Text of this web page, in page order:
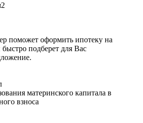
поможет оформить ипотеку на
подберет для Вас
материнского капитала в
взноса